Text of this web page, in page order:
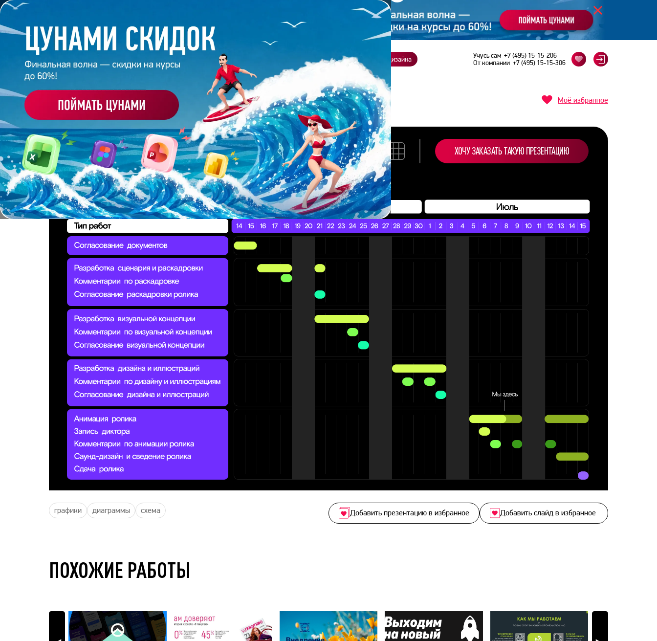
Корпоративное обучение Заказать презентацию Студия дизайна Учусь сам +7 (495) 15-15-206
От компании +7 (495) 15-15-306
Главная Презентация 611 – Михаил С.
ПРЕЗЕНТАЦИЯ 611 - МИХАИЛ С. Моё избранное
Работа
студента
ХОЧУ ЗАКАЗАТЬ ТАКУЮ ПРЕЗЕНТАЦИЮ
графики диаграммы схема Добавить презентацию в избранное Добавить слайд в избранное
ПОХОЖИЕ РАБОТЫ